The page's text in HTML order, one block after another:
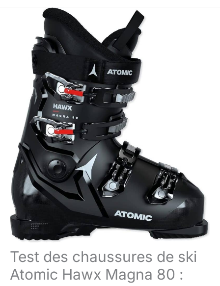
Test des chaussures de ski
Atomic Hawx Magna 80 :